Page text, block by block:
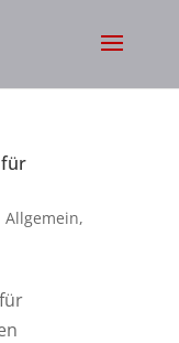
für
Allgemein,